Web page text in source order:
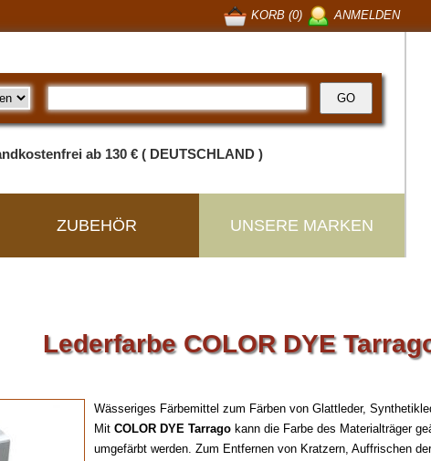
ANMELDEN
KORB (0)
ab 130 € ( DEUTSCHLAND )
ZUBEHÖR UNSERE MARKEN
Lederfarbe COLOR DYE
Wässeriges Färbemittel zum Färben von Glattleder,
Mit COLOR DYE Tarrago kann die Farbe des Materialträger
umgefärbt werden. Zum Entfernen von Kratzern, Auffrischen